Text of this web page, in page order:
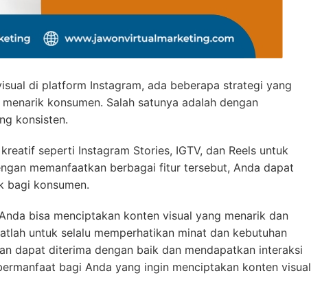
di platform Instagram, ada beberapa strategi yang
konsumen. Salah satunya adalah dengan
konsisten.
seperti Instagram Stories, IGTV, dan Reels untuk
memanfaatkan berbagai fitur tersebut, Anda dapat
bagi konsumen.
bisa menciptakan konten visual yang menarik dan
untuk selalu memperhatikan minat dan kebutuhan
dapat diterima dengan baik dan mendapatkan interaksi
bagi Anda yang ingin menciptakan konten visual